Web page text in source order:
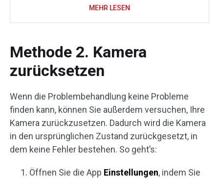
MEHR LESEN
Methode 2. Kamera
zurücksetzen
Wenn die Problembehandlung keine Probleme
finden kann, können Sie außerdem versuchen, Ihre
Kamera zurückzusetzen. Dadurch wird die Kamera
in den ursprünglichen Zustand zurückgesetzt, in
dem keine Fehler bestehen. So geht’s:
Öffnen Sie die App Einstellungen, indem Sie